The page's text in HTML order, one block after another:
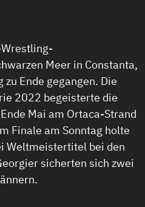
Meer in Constanta,
Ende gegangen. Die
2022 begeisterte die
Mai am Ortaca-Strand
Finale am Sonntag holte
Weltmeistertitel bei den
sicherten sich zwei